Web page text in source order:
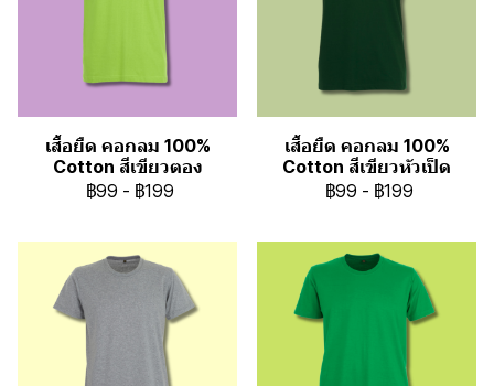
เสื้อยืด คอกลม 100%
Cotton สีเขียวตอง
฿99 - ฿199
เสื้อยืด คอกลม 100%
Cotton สีเขียวหัวเป็ด
฿99 - ฿199